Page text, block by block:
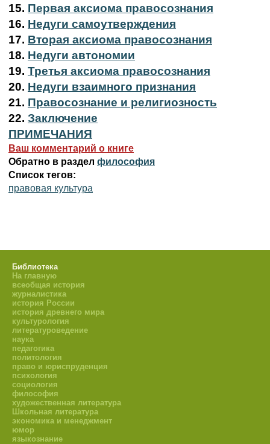
15. Первая аксиома правосознания
16. Недуги самоутверждения
17. Вторая аксиома правосознания
18. Недуги автономии
19. Третья аксиома правосознания
20. Недуги взаимного признания
21. Правосознание и религиозность
22. Заключение
ПРИМЕЧАНИЯ
Ваш комментарий о книге
Обратно в раздел философия
Список тегов:
правовая культура
Библиотека
На главную
всеобщая история
журналистика
история России
история древнего мира
культурология
литературоведение
наука
педагогика
политология
право и юриспруденция
психология
социология
философия
художественная литература
Школьная литература
экономика и менеджмент
юмор
языкознание